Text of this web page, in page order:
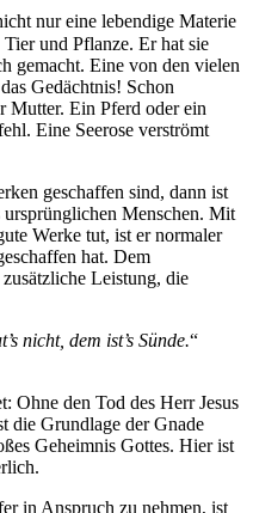
nur eine lebendige Materie
und Pflanze. Er hat sie
gemacht. Eine von den vielen
Gedächtnis! Schon
Mutter. Ein Pferd oder ein
Eine Seerose verströmt
geschaffen sind, dann ist
Menschen. Mit
Werke tut, ist er normaler
hat. Dem
Leistung, die
nicht, dem ist’s Sünde.“
Ohne den Tod des Herr Jesus
die Grundlage der Gnade
Geheimnis Gottes. Hier ist
in Anspruch zu nehmen, ist